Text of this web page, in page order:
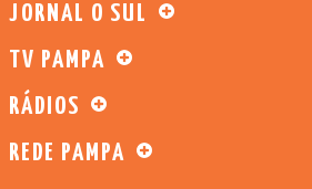
JORNAL O SUL
TV PAMPA
RÁDIOS
REDE PAMPA